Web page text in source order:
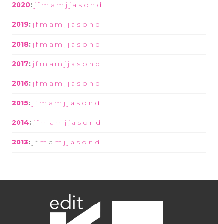
2020: j f m a m j j a s o n d
2019: j f m a m j j a s o n d
2018: j f m a m j j a s o n d
2017: j f m a m j j a s o n d
2016: j f m a m j j a s o n d
2015: j f m a m j j a s o n d
2014: j f m a m j j a s o n d
2013: j f m a m j j a s o n d